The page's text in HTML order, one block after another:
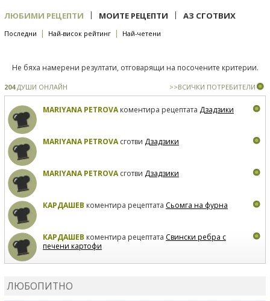
ЛЮБИМИ РЕЦЕПТИ | МОИТЕ РЕЦЕПТИ | АЗ СГОТВИХ
Последни | Най-висок рейтинг | Най-четени
Не бяха намерени резултати, отговарящи на посочените критерии.
204ДУШИ ОНЛАЙН >>ВСИЧКИ ПОТРЕБИТЕЛИ
MARIYANA PETROVAкоментира рецептата Дзадзики
MARIYANA PETROVAсготви Дзадзики
MARIYANA PETROVAсготви Дзадзики
КАРДАШЕВ коментира рецептата Сьомга на фурна
КАРДАШЕВ коментира рецептата Свински ребра с
печени картофи
ЛЮБОПИТНО